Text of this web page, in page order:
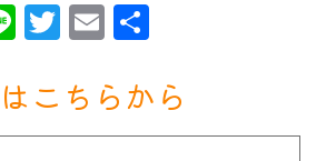
LineTwitter
Email
こちらから